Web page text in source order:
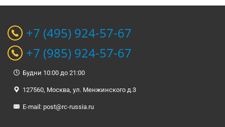
+7 (495) 924-57-67
+7 (985) 924-57-67
Будни 10:00 до 21:00
127560, Москва, ул. Менжинского д.3
E-mail: post@rc-russia.ru